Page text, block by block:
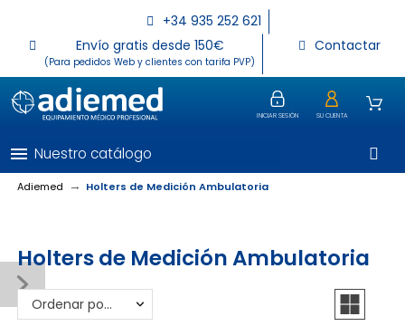
+34 935 252 621
Envío gratis desde 150€
(Para pedidos Web y clientes con tarifa PVP)
Contactar
INICIAR SESIÓN SU CUENTA
menu Nuestro catálogo
Adiemed Holters de Medición Ambulatoria
Holters de Medición Ambulatoria
Ordenar por: Relevancia